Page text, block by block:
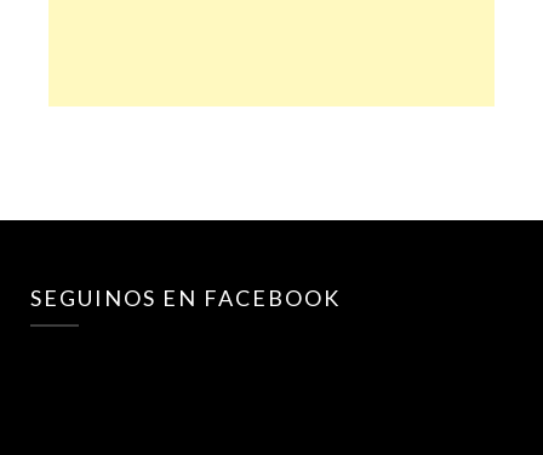
SEGUINOS EN FACEBOOK